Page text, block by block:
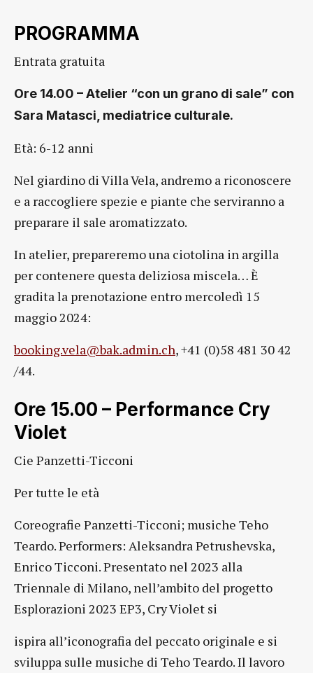
PROGRAMMA
Entrata gratuita
Ore 14.00 – Atelier “con un grano di sale” con
Sara Matasci, mediatrice culturale.
Età: 6-12 anni
Nel giardino di Villa Vela, andremo a riconoscere
e a raccogliere spezie e piante che serviranno a
preparare il sale aromatizzato.
In atelier, prepareremo una ciotolina in argilla
per contenere questa deliziosa miscela… È
gradita la prenotazione entro mercoledì 15
maggio 2024:
booking.vela@bak.admin.ch, +41 (0)58 481 30 42
/44.
Ore 15.00 – Performance Cry
Violet
Cie Panzetti-Ticconi
Per tutte le età
Coreografie Panzetti-Ticconi; musiche Teho
Teardo. Performers: Aleksandra Petrushevska,
Enrico Ticconi. Presentato nel 2023 alla
Triennale di Milano, nell’ambito del progetto
Esplorazioni 2023 EP3, Cry Violet si
ispira all’iconografia del peccato originale e si
sviluppa sulle musiche di Teho Teardo. Il lavoro